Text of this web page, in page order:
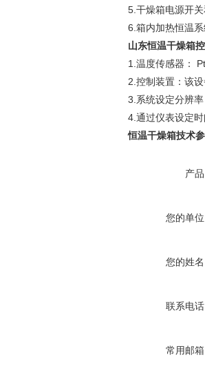
5.干燥箱电源开
6.箱内加热恒温
山东恒温干燥箱
1.温度传感器：
2.控制装置：该
3.系统设定分辨
4.通过仪表设定
恒温干燥箱技术
产
您的单
您的姓
联系电
常用邮